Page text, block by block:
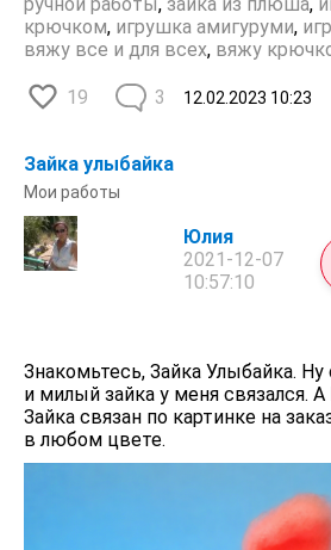
ручной работы, зайка из плюша,
крючком, игрушка амигуруми,
вяжу все и для всех, вяжу
19 12.02.2023 10:23
3
Зайка улыбайка
Мои работы
Юлия
2021-12-07
10:57:10
Знакомьтесь, Зайка Улыбайка.
и милый зайка у меня связался.
Зайка связан по картинке на
в любом цвете.